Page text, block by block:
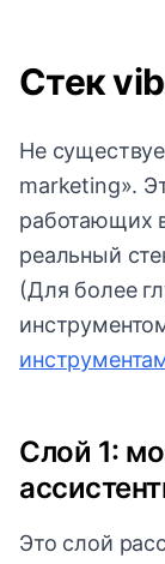
Стек
Не
marketing».
работающих
реальный
(Для более
Слой 1:
Это слой